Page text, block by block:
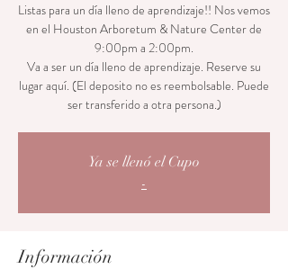
Listas para un día lleno de aprendizaje!! Nos vemos
en el Houston Arboretum & Nature Center de
9:00pm a 2:00pm.
Va a ser un día lleno de aprendizaje. Reserve su
lugar aquí. (El deposito no es reembolsable. Puede
ser transferido a otra persona.)
Ya se llenó el Cupo
-
Información